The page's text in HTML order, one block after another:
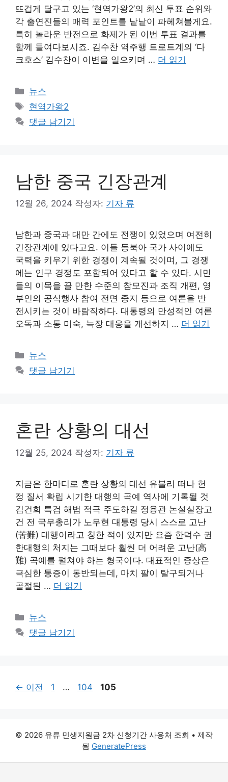
뜨겁게 달구고 있는 ‘현역가왕2’의 최신 투표 순위와
각 출연진들의 매력 포인트를 낱낱이 파헤쳐볼게요.
특히 놀라운 반전으로 화제가 된 이번 투표 결과를
함께 들여다보시죠. 김수찬 역주행 트로트계의 ‘다
크호스’ 김수찬이 이변을 일으키며 … 더 읽기
카
테
리
뉴스
태
그
현역가왕2
댓글 남기기
남한 중국 긴장관계
12월 26, 2024 작성자: 기자 류
남한과 중국과 대만 간에도 전쟁이 있었으며 여전히
긴장관계에 있다고요. 이들 동북아 국가 사이에도
국력을 키우기 위한 경쟁이 계속될 것이며, 그 경쟁
에는 인구 경쟁도 포함되어 있다고 할 수 있다. 시민
들의 이목을 끌 만한 수준의 참모진과 조직 개편, 영
부인의 공식행사 참여 전면 중지 등으로 여론을 반
전시키는 것이 바람직하다. 대통령의 만성적인 여론
오독과 소통 미숙, 늑장 대응을 개선하지 … 더 읽기
카
테
뉴스
댓글 남기기
혼란 상황의 대선
12월 25, 2024 작성자: 기자 류
지금은 한마디로 혼란 상황의 대선 유불리 떠나 헌
정 질서 확립 시기한 대행의 곡예 역사에 기록될 것
김건희 특검 해법 적극 주도하길 정용관 논설실장고
건 전 국무총리가 노무현 대통령 당시 스스로 고난
(苦難) 대행이라고 칭한 적이 있지만 요즘 한덕수 권
한대행의 처지는 그때보다 훨씬 더 어려운 고난(高
難) 곡예를 펼쳐야 하는 형국이다. 대표적인 증상은
극심한 통증이 동반되는데, 마치 팔이 탈구되거나
골절된 … 더 읽기
카
테
고
뉴스
댓글 남기기
← 이전
페
1 …
페
104
페
105
© 2026 유류 민생지원금 2차 신청기간 사용처 조회 • 제작
됨 GeneratePress